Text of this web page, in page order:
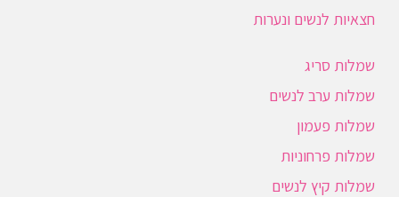
חצאיות לנשים ונערות
שמלות סריג
שמלות ערב לנשים
שמלות פעמון
שמלות פרחוניות
שמלות קיץ לנשים